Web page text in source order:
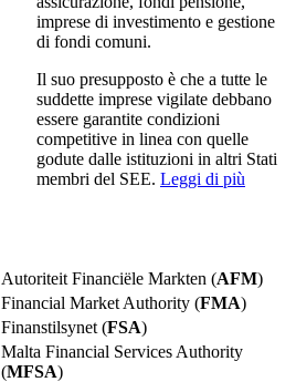
imprese di investimento e gestione
di fondi comuni.
Il suo presupposto è che a tutte le
suddette imprese vigilate debbano
essere garantite condizioni
competitive in linea con quelle
godute dalle istituzioni in altri Stati
membri del SEE. Leggi di più
Autoriteit Financiële Markten (AFM)
Financial Market Authority (FMA)
Finanstilsynet (FSA)
Malta Financial Services Authority
(MFSA)